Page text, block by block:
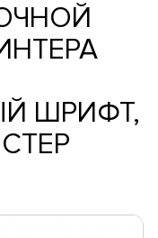
ШРИФТ,